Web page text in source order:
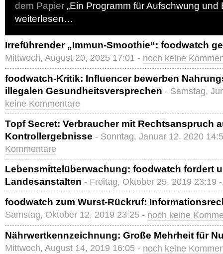
dem Papier „Ein Programm für Aufschwung und
weiterlesen…
Irreführender „Immun-Smoothie“: foodwatch
Mittwoch, August 20, 2025 17:01 - noch keine
foodwatch-Kritik: Influencer bewerben
illegalen Gesundheitsversprechen - Samstag,
keine Kommentare
Topf Secret: Verbraucher mit Rechtsanspruch
Kontrollergebnisse - Sonntag, Januar 12, 2020
Kommentare
Lebensmittelüberwachung: foodwatch fordert
Landesanstalten - Freitag, Oktober 25, 2019 23:19
foodwatch zum Wurst-Rückruf:
Samstag, Oktober 12, 2019 23:25 - noch keine
Nährwertkennzeichnung: Große Mehrheit für
Mittwoch, August 14, 2019 16:05 - noch keine